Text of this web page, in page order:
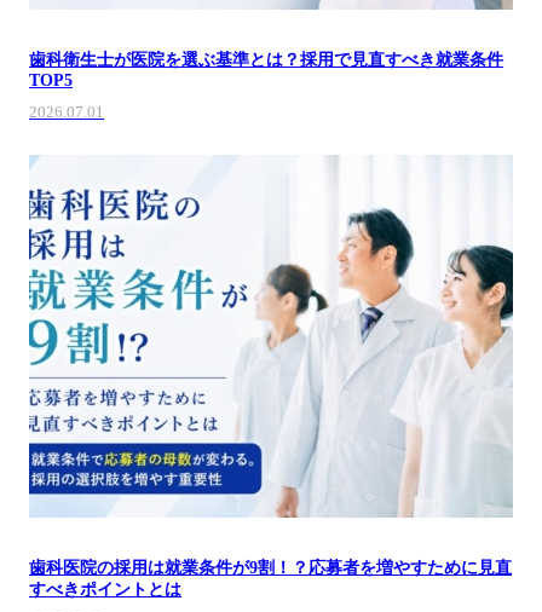
歯科衛生士が医院を選ぶ基準とは？採用で見直すべき就業条件
TOP5
2026.07.01
歯科医院の採用は就業条件が9割！？応募者を増やすために見直
すべきポイントとは